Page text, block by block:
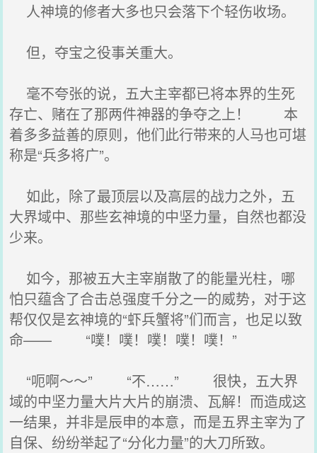
人神境的修者大多也只会落下个轻伤收场。
但，夺宝之役事关重大。
毫不夸张的说，五大主宰都已将本界的生死
存亡、赌在了那两件神器的争夺之上！ 本
着多多益善的原则，他们此行带来的人马也可堪
称是“兵多将广”。
如此，除了最顶层以及高层的战力之外，五
大界域中、那些玄神境的中坚力量，自然也都没
少来。
如今，那被五大主宰崩散了的能量光柱，哪
怕只蕴含了合击总强度千分之一的威势，对于这
帮仅仅是玄神境的“虾兵蟹将”们而言，也足以致
命—— “噗！噗！噗！噗！噗！”
“呃啊～～” “不……” 很快，五大界
域的中坚力量大片大片的崩溃、瓦解！而造成这
一结果，并非是辰申的本意，而是五界主宰为了
自保、纷纷举起了“分化力量”的大刀所致。